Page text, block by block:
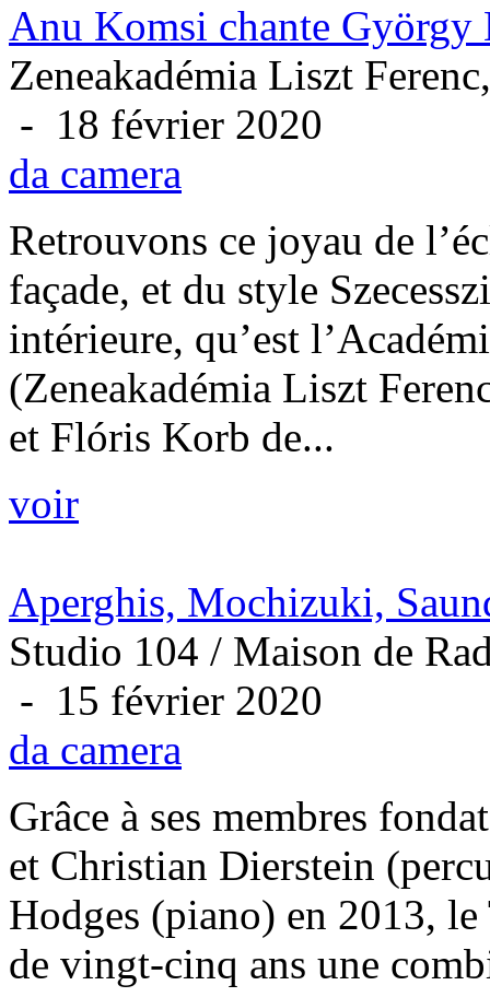
Anu Komsi chante György
Zeneakadémia Liszt
- 18 février 2020
da camera
Retrouvons ce joyau de
façade, et du style
intérieure, qu’est
(Zeneakadémia Liszt
et Flóris Korb de...
voir
Aperghis, Mochizuki,
Studio 104 / Maison de
- 15 février 2020
da camera
Grâce à ses membres
et Christian Dierstein
Hodges (piano) en 2013,
de vingt-cinq ans une